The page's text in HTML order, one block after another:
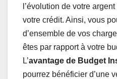
l’évolution de votre
votre crédit. Ainsi, vous
d’ensemble de vos
êtes par rapport à votre
L’avantage de Budget
pourrez bénéficier d’une